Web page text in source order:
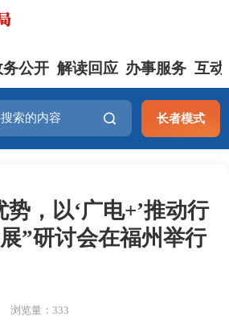
务公开 解读回应 办事服务 互动
长者模式
，以‘广电+’推动行
”研讨会在福州举行
浏览量：333